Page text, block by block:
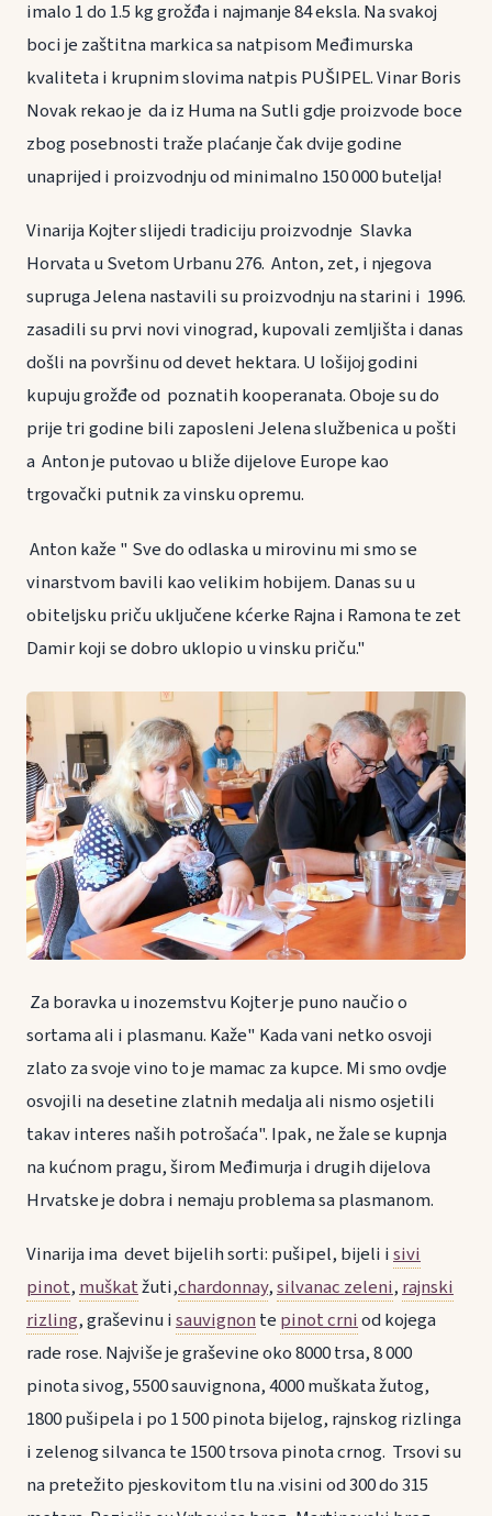
imalo 1 do 1.5 kg grožđa i najmanje 84 eksla. Na svakoj
boci je zaštitna markica sa natpisom Međimurska
kvaliteta i krupnim slovima natpis PUŠIPEL. Vinar Boris
Novak rekao je da iz Huma na Sutli gdje proizvode boce
zbog posebnosti traže plaćanje čak dvije godine
unaprijed i proizvodnju od minimalno 150 000 butelja!
Vinarija Kojter slijedi tradiciju proizvodnje Slavka
Horvata u Svetom Urbanu 276. Anton, zet, i njegova
supruga Jelena nastavili su proizvodnju na starini i 1996.
zasadili su prvi novi vinograd, kupovali zemljišta i danas
došli na površinu od devet hektara. U lošijoj godini
kupuju grožđe od poznatih kooperanata. Oboje su do
prije tri godine bili zaposleni Jelena službenica u pošti
a Anton je putovao u bliže dijelove Europe kao
trgovački putnik za vinsku opremu.
Anton kaže " Sve do odlaska u mirovinu mi smo se
vinarstvom bavili kao velikim hobijem. Danas su u
obiteljsku priču uključene kćerke Rajna i Ramona te zet
Damir koji se dobro uklopio u vinsku priču."
Za boravka u inozemstvu Kojter je puno naučio o
sortama ali i plasmanu. Kaže" Kada vani netko osvoji
zlato za svoje vino to je mamac za kupce. Mi smo ovdje
osvojili na desetine zlatnih medalja ali nismo osjetili
takav interes naših potrošaća". Ipak, ne žale se kupnja
na kućnom pragu, širom Međimurja i drugih dijelova
Hrvatske je dobra i nemaju problema sa plasmanom.
Vinarija ima devet bijelih sorti: pušipel, bijeli isivi
pinot,muškatžuti,chardonnay,silvanac zeleni,rajnski
rizling, graševinu isauvignonte pinot crniod kojega
rade rose. Najviše je graševine oko 8000 trsa, 8 000
pinota sivog, 5500 sauvignona, 4000 muškata žutog,
1800 pušipela i po 1 500 pinota bijelog, rajnskog rizlinga
i zelenog silvanca te 1500 trsova pinota crnog. Trsovi su
na pretežito pjeskovitom tlu na .visini od 300 do 315